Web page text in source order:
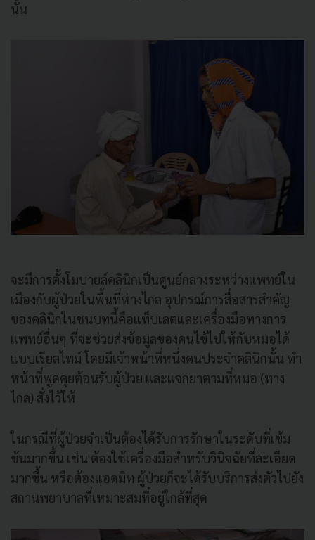
นั้น
จะมีการตั้งโมบายล์คลินิกเป็นศูนย์กลางระหว่างแพทย์ใน
เมืองกับผู้ป่วยในพื้นที่ห่างไกล อุปกรณ์การสื่อสารสำคัญ
ของคลินิกในชนบทนี้คือแท็บเลตและเครื่องมือทางการ
แพทย์อื่นๆ ที่จะช่วยส่งข้อมูลของคนไข้ไปให้กับหมอได้
แบบเรียลไทม์ โดยมีเจ้าหน้าที่หนึ่งคนประจำคลินิกนั้น ทำ
หน้าที่พูดคุยต้อนรับผู้ป่วย และแจกยาตามที่หมอ (ทาง
ไกล) สั่งไว้ให้
ในกรณีที่ผู้ป่วยจำเป็นต้องได้รับการรักษาในระดับที่เข้ม
ข้นมากขึ้น เช่น ต้องใช้เครื่องมือสำหรับวินิจฉัยที่ละเอียด
มากขึ้น หรือต้องแอดมิท ผู้ป่วยก็จะได้รับบริการส่งตัวไปยัง
สถานพยาบาลที่เหมาะสมที่อยู่ใกล้ที่สุด